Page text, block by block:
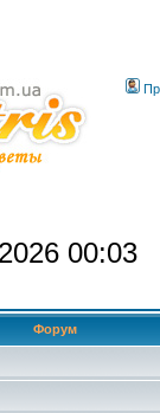
00:03
Форум